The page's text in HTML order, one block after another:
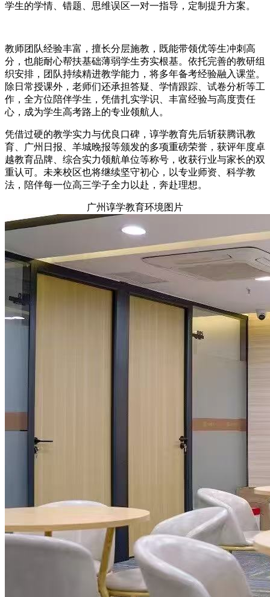
学生的学情、错题、思维误区一对一指导，定制提升方案。
教师团队经验丰富，擅长分层施教，既能带领优等生冲刺高
分，也能耐心帮扶基础薄弱学生夯实根基。依托完善的教研组
织安排，团队持续精进教学能力，将多年备考经验融入课堂。
除日常授课外，老师们还承担答疑、学情跟踪、试卷分析等工
作，全方位陪伴学生，凭借扎实学识、丰富经验与高度责任
心，成为学生高考路上的专业领航人。
凭借过硬的教学实力与优良口碑，谆学教育先后斩获腾讯教
育、广州日报、羊城晚报等颁发的多项重磅荣誉，获评年度卓
越教育品牌、综合实力领航单位等称号，收获行业与家长的双
重认可。未来校区也将继续坚守初心，以专业师资、科学教
法，陪伴每一位高三学子全力以赴，奔赴理想。
广州谆学教育环境图片